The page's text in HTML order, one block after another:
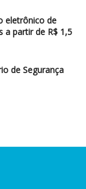
eletrônico de
a partir de R$ 1,5
de Segurança